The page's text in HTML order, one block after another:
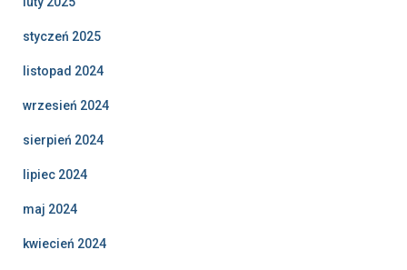
styczeń 2025
listopad 2024
wrzesień 2024
sierpień 2024
lipiec 2024
maj 2024
kwiecień 2024